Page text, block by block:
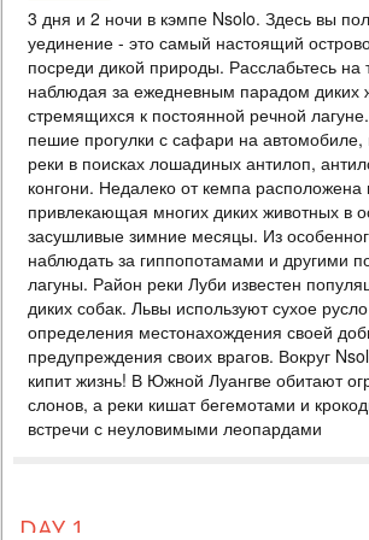
PERSON
ЗАМБИЯ
Safari
3 дня и 2 ночи в уединенном кэмпе Luwi.
славятся львами и дикими собаками. Их
сафари станет незабываемым приключением!
прогулки с сафари на автомобиле, посетите
поисках лошадиных антилоп, антилоп
от кемпа расположена постоянная лагуна,
диких животных в особенности в за...
3 дня и 2 ночи в кэмпе Nsolo. Здесь вы
уединение - это самый настоящий
посреди дикой природы. Расслабьтесь на
наблюдая за ежедневным парадом диких
стремящихся к постоянной речной
пешие прогулки с сафари на автомобиле,
реки в поисках лошадиных антилоп,
конгони. Недалеко от кемпа расположена
привлекающая многих диких животных в
засушливые зимние месяцы. Из
наблюдать за гиппопотамами и другими
лагуны. Район реки Луби известен
диких собак. Львы используют сухое
определения местонахождения своей
предупреждения своих врагов. Вокруг
кипит жизнь! В Южной Луангве обитают
слонов, а реки кишат бегемотами и
встречи с неуловимыми леопардами
DAY 1